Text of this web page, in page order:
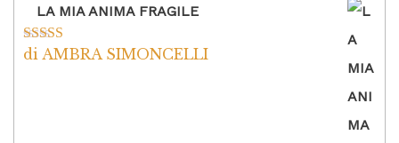
LA MIA ANIMA FRAGILE
Valutato5su
di AMBRA SIMONCELLI